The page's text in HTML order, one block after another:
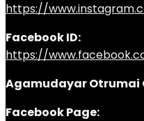
https://
Facebook ID:
https://
Agamudayar Otrumai
Facebook Page: